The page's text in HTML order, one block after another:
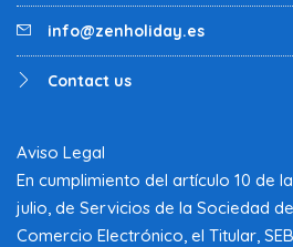
info@zenholiday.es
Contact us
Aviso Legal
En cumplimiento del artículo 10 de
julio, de Servicios de la Sociedad
Comercio Electrónico, el Titular,